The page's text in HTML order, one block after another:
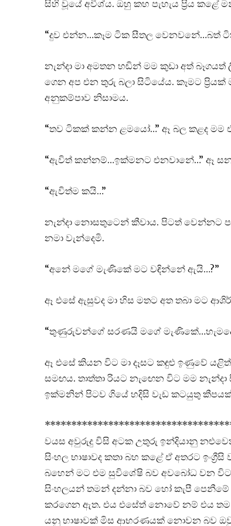
සිහි වූයේ අවීශ්ය. ඔහු කහ පැහැය ප්‍රිය කළේ
“දුව එන්න…කෑම ටික සීතල වෙනවනේ…බත්
නැන්දා මා අමතන හඬින් මම කුඩා අත්
ගෙන අප එන තුරු බලා සිටියේය. කෑමට
අනුකම්පාව නිසාමය.
“තව ටිකක් කන්න ළමයෝ…” ඈ බල කළද මම
“ඇවිත් කන්නම්…ඉක්මනට එනවානේ…” ඈ
“ඇවිත්ම කයි…”
නැන්දා නොසතුටෙන් කීවාය. පිටත් වෙන්නට
නමා වැන්දෙමි.
“අනේ මගේ මැණිකේ මට වඳින්නේ ඇයි…?”
ඈ එසේ ඇසුවද මා හිස මතට අත තබා මට
“තුණුරුවන්ගේ සරණයි මගේ
ඈ එසේ කියන විට මා දෑසට කඳුළු ඉණුවේ
සමඟය. තාත්තා රියට නැඟෙන විට මම
ඉක්මනින් පිටව ගියේ හදිසි වැඩ කටයුතු
වයස අවුරුදු විසි අටක උතුරු ඉන්දියානු
සිංහල භාෂාවද කතා බහ කළේ ඒ අතරට
බහෙන් මට එම සුවිශේෂි බව අවබෝධ වන
සිංහලයන් තමන් දන්නා බව හෝ කැපී පෙනීමේ
කරගෙන ඇත. එය එසේත් නොවේ නම් එය තම
යනු භාෂාවක් මිස ආභරණයක් නොවන බව